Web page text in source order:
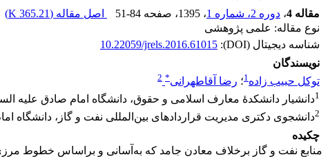
مقاله 4
، دوره 2، شماره 1 ، 1395 ، صفحه 51-84 اصل مقاله (365.21 K
)
نوع مقاله: علمی پژوهشی
شناسه دیجیتال (DOI):
10.22059/jrels.2016.61015
نویسندگان
توکل حبیب زاده1؛ رضا آقاطهرانی*
2
1دانشیار دانشکدۀ معارف اسلامی و حقوق، دانشگاه امام صادق علیه
2دانشجوی دکتری مدیریت قراردادهای بین‌المللی نفت و گاز، دانشگاه
چکیده
منابع نفت و گاز برخلاف معادن جامد که به‌آسانی و براساس خطوط